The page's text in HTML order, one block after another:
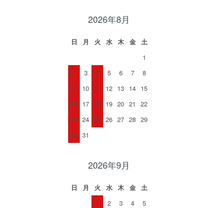
2026年8月
日 月 火 水 木 金
土
1
2
3 4 5 6 7
8
9
10 11 12 13 14 15
16 17 18 19 20 21
22
23 24 25 26 27 28 29
30 31
2026年9月
日 月 火 水 木 金
土
1
2 3 4
5